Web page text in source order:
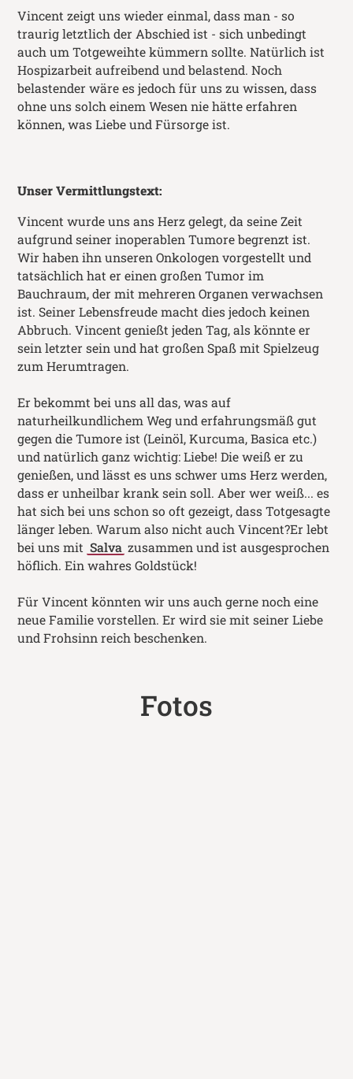
Vincent zeigt uns wieder einmal, dass man - so
traurig letztlich der Abschied ist - sich unbedingt
auch um Totgeweihte kümmern sollte. Natürlich ist
Hospizarbeit aufreibend und belastend. Noch
belastender wäre es jedoch für uns zu wissen, dass
ohne uns solch einem Wesen nie hätte erfahren
können, was Liebe und Fürsorge ist.
Unser Vermittlungstext:
Vincent wurde uns ans Herz gelegt, da seine Zeit
aufgrund seiner inoperablen Tumore begrenzt ist.
Wir haben ihn unseren Onkologen vorgestellt und
tatsächlich hat er einen großen Tumor im
Bauchraum, der mit mehreren Organen verwachsen
ist. Seiner Lebensfreude macht dies jedoch keinen
Abbruch. Vincent genießt jeden Tag, als könnte er
sein letzter sein und hat großen Spaß mit Spielzeug
zum Herumtragen.
Er bekommt bei uns all das, was auf
naturheilkundlichem Weg und erfahrungsmäß gut
gegen die Tumore ist (Leinöl, Kurcuma, Basica etc.)
und natürlich ganz wichtig: Liebe! Die weiß er zu
genießen, und lässt es uns schwer ums Herz werden,
dass er unheilbar krank sein soll. Aber wer weiß... es
hat sich bei uns schon so oft gezeigt, dass Totgesagte
länger leben. Warum also nicht auch Vincent?Er lebt
bei uns mit Salva zusammen und ist ausgesprochen
höflich. Ein wahres Goldstück!
Für Vincent könnten wir uns auch gerne noch eine
neue Familie vorstellen. Er wird sie mit seiner Liebe
und Frohsinn reich beschenken.
Fotos